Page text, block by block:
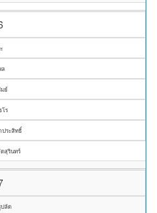
ล
มย์
โร
ประสิทธิ์
สุรินทร์
ปลัด